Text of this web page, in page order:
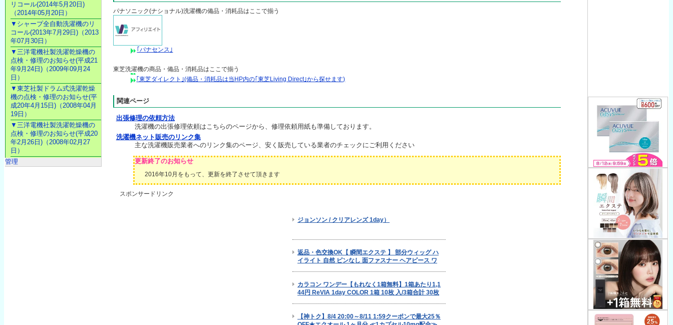
パナソニック(ナショナル)洗濯機の備品・消耗品はここで揃う
｢パナセンス｣
東芝洗濯機の商品・備品・消耗品はここで揃う
｢東芝ダイレクト｣(備品・消耗品は当HP内の｢東芝Living Direct｣から探せます)
関連ページ
出張修理の依頼方法
洗濯機の出張修理依頼はこちらのページから、修理依頼用紙も準備しております。
洗濯機ネット販売のリンク集
主な洗濯機販売業者へのリンク集のページ、安く販売している業者のチェックにご利用ください
更新終了のお知らせ
2016年10月をもって、更新を終了させて頂きます
スポンサードリンク
リコール(2014年5月20日)
（2014年05月20日）
▼シャープ全自動洗濯機のリ
コール(2013年7月29日)（2013
年07月30日）
▼三洋電機社製洗濯乾燥機の
点検・修理のお知らせ(平成21
年9月24日)（2009年09月24
日）
▼東芝社製ドラム式洗濯乾燥
機の点検・修理のお知らせ(平
成20年4月15日)（2008年04月
19日）
▼三洋電機社製洗濯乾燥機の
点検・修理のお知らせ(平成20
年2月26日)（2008年02月27
日）
管理